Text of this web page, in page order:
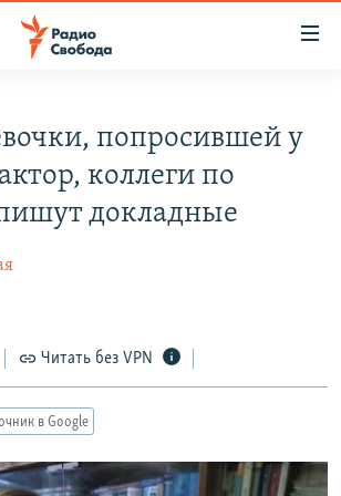
попросившей у
коллеги по
докладные
Читать без VPN
в Google